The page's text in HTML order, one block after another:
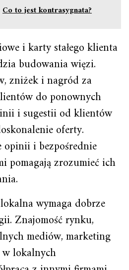
Co to jest kontrasygnata?
i karty stałego klienta
budowania więzi.
zniżek i nagród za
do ponownych
i sugestii od klientów
oferty.
i bezpośrednie
pomagają zrozumieć ich
wymaga dobrze
Znajomość rynku,
mediów, marketing
lokalnych